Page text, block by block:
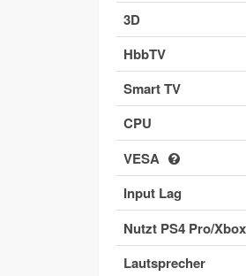
3D
HbbTV
Smart TV
CPU
VESA
Input Lag
Nutzt PS4 Pro/
Lautsprecher